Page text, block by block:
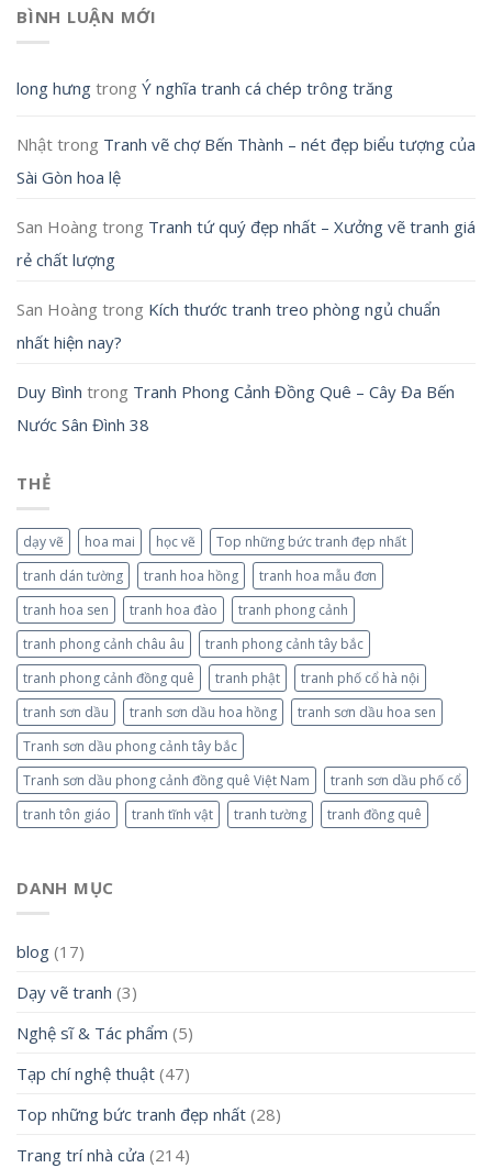
BÌNH LUẬN MỚI
long hưng trong Ý nghĩa tranh cá chép trông trăng
Nhật trong Tranh vẽ chợ Bến Thành – nét đẹp biểu tượng của
Sài Gòn hoa lệ
San Hoàng trong Tranh tứ quý đẹp nhất – Xưởng vẽ tranh giá
rẻ chất lượng
San Hoàng trong Kích thước tranh treo phòng ngủ chuẩn
nhất hiện nay?
Duy Bình trong Tranh Phong Cảnh Đồng Quê – Cây Đa Bến
Nước Sân Đình 38
THẺ
dạy vẽ hoa mai học vẽ
Top những bức tranh đẹp nhất
tranh dán tường
tranh hoa hồng
tranh hoa mẫu đơn
tranh hoa sen
tranh hoa đào
tranh phong cảnh
tranh phong cảnh châu âu
tranh phong cảnh tây bắc
tranh phong cảnh đồng quê
tranh phật
tranh phố cổ hà nội
tranh sơn dầu
tranh sơn dầu hoa hồng
tranh sơn dầu hoa sen
Tranh sơn dầu phong cảnh tây bắc
Tranh sơn dầu phong cảnh đồng quê Việt Nam
tranh sơn dầu phố cổ
tranh tôn giáo
tranh tĩnh vật tranh tường tranh đồng quê
DANH MỤC
blog (17)
Dạy vẽ tranh (3)
Nghệ sĩ & Tác phẩm (5)
Tạp chí nghệ thuật (47)
Top những bức tranh đẹp nhất (28)
Trang trí nhà cửa (214)